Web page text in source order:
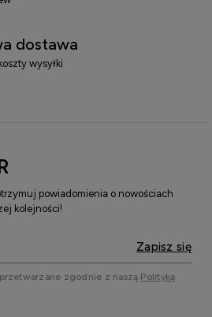
dostawa
wysyłki
powiadomienia o nowościach
kolejności!
Zapisz się
zgodnie z naszą Polityką